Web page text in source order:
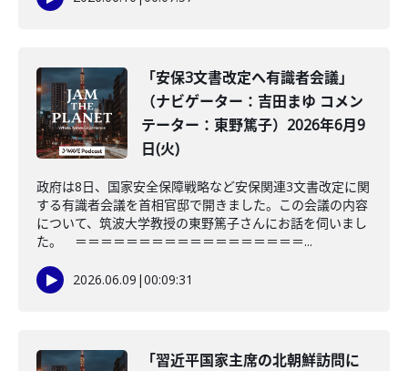
「安保3文書改定へ有識者会議」
（ナビゲーター：吉田まゆ コメン
テーター：東野篤子）2026年6月9
日(火)
政府は8日、国家安全保障戦略など安保関連3文書改定に関
する有識者会議を首相官邸で開きました。この会議の内容
について、筑波大学教授の東野篤子さんにお話を伺いまし
た。 ＝＝＝＝＝＝＝＝＝＝＝＝＝＝＝＝＝＝...
2026.06.09 |00:09:31
「習近平国家主席の北朝鮮訪問に